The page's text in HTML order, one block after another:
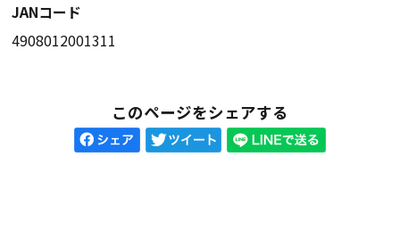
JANコード
4908012001311
このページをシェアする